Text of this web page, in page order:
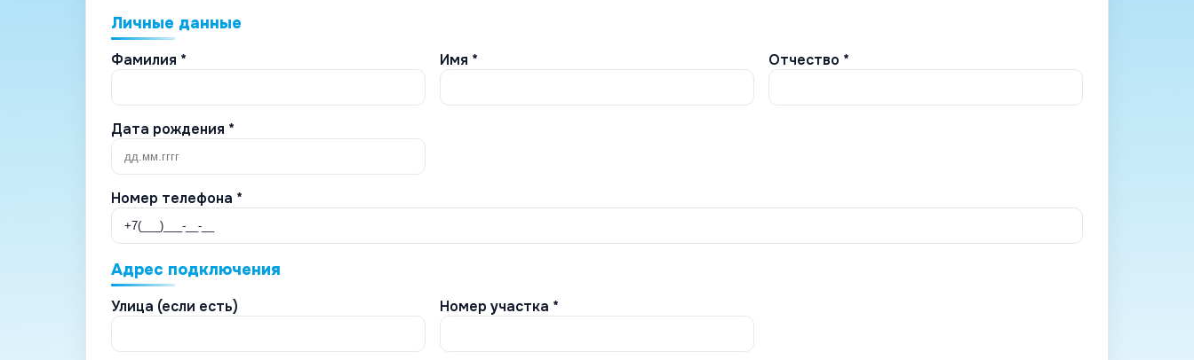
Личные данные
Фамилия * Имя * Отчество *
Дата рождения *
Номер телефона *
Адрес подключения
Улица (если есть) Номер участка *